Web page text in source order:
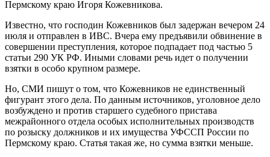
Пермскому краю Игоря Кожевникова.
Известно, что господин Кожевников был задержан вечером 24
июля и отправлен в ИВС. Вчера ему предъявили обвинение в
совершении преступления, которое подпадает под частью 5
статьи 290 УК РФ. Иными словами речь идет о получении
взятки в особо крупном размере.
Но, СМИ пишут о том, что Кожевников не единственный
фигурант этого дела. По данным источников, уголовное дело
возбуждено и против старшего судебного пристава
межрайонного отдела особых исполнительных производств
по розыску должников и их имущества УФССП России по
Пермскому краю. Статья такая же, но сумма взятки меньше.